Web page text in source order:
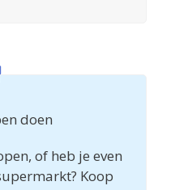
doen
of heb je even
Koop